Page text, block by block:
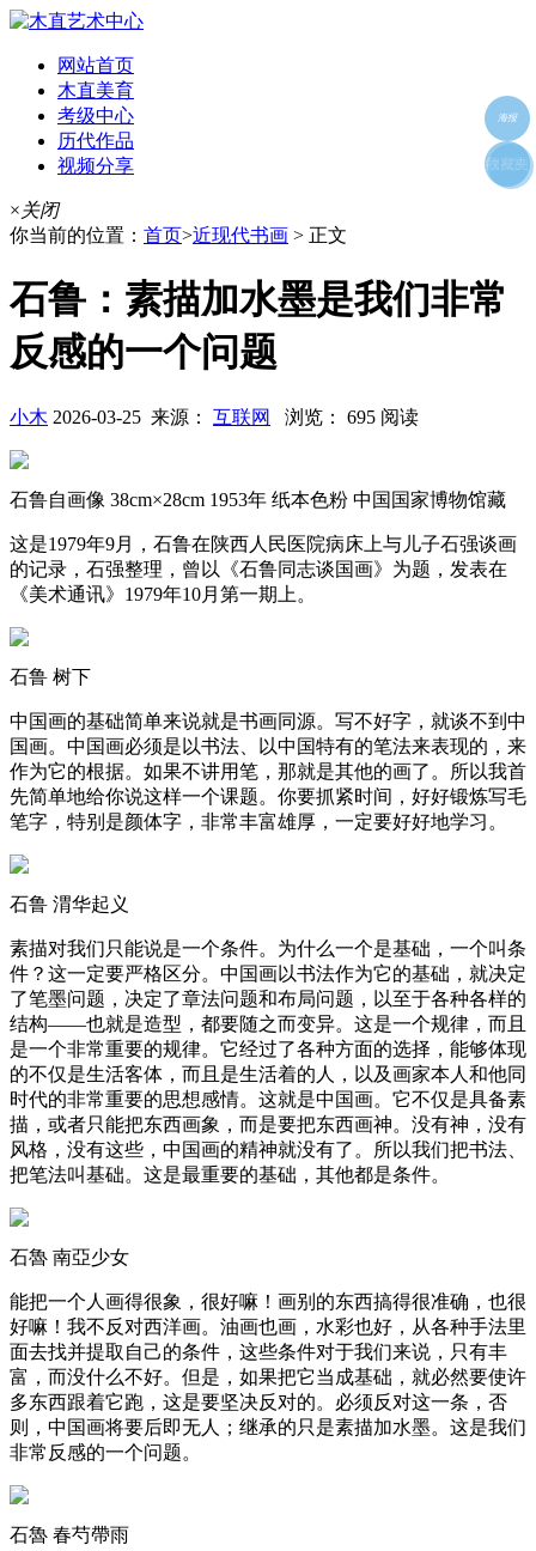
网站首页
木直美育
考级中心
历代作品
视频分享
×关闭
你当前的位置： 首页>近现代书画 > 正文
石鲁：素描加水墨是我们非常
反感的一个问题
小木 2026-03-25 来源： 互联网 浏览： 695 阅读
石鲁自画像 38cm×28cm 1953年 纸本色粉 中国国家博物馆藏
这是1979年9月，石鲁在陕西人民医院病床上与儿子石强谈画
的记录，石强整理，曾以《石鲁同志谈国画》为题，发表在
《美术通讯》1979年10月第一期上。
石鲁 树下
中国画的基础简单来说就是书画同源。写不好字，就谈不到中
国画。中国画必须是以书法、以中国特有的笔法来表现的，来
作为它的根据。如果不讲用笔，那就是其他的画了。所以我首
先简单地给你说这样一个课题。你要抓紧时间，好好锻炼写毛
笔字，特别是颜体字，非常丰富雄厚，一定要好好地学习。
石鲁 渭华起义
素描对我们只能说是一个条件。为什么一个是基础，一个叫条
件？这一定要严格区分。中国画以书法作为它的基础，就决定
了笔墨问题，决定了章法问题和布局问题，以至于各种各样的
结构——也就是造型，都要随之而变异。这是一个规律，而且
是一个非常重要的规律。它经过了各种方面的选择，能够体现
的不仅是生活客体，而且是生活着的人，以及画家本人和他同
时代的非常重要的思想感情。这就是中国画。它不仅是具备素
描，或者只能把东西画象，而是要把东西画神。没有神，没有
风格，没有这些，中国画的精神就没有了。所以我们把书法、
把笔法叫基础。这是最重要的基础，其他都是条件。
石魯 南亞少女
能把一个人画得很象，很好嘛！画别的东西搞得很准确，也很
好嘛！我不反对西洋画。油画也画，水彩也好，从各种手法里
面去找并提取自己的条件，这些条件对于我们来说，只有丰
富，而没什么不好。但是，如果把它当成基础，就必然要使许
多东西跟着它跑，这是要坚决反对的。必须反对这一条，否
则，中国画将要后即无人；继承的只是素描加水墨。这是我们
非常反感的一个问题。
石魯 春芍帶雨
海报
好友
朋友圈
收藏夹